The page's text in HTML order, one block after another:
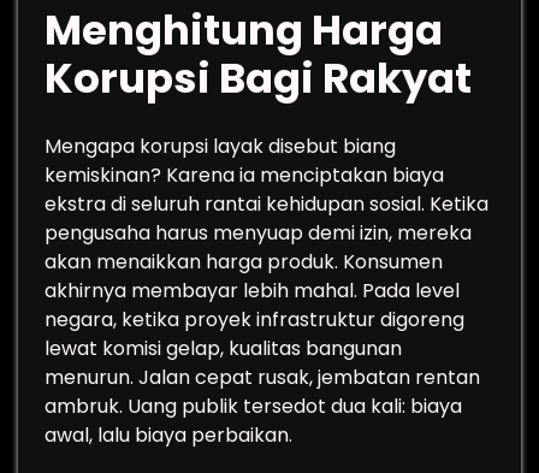
Menghitung Harga
Korupsi Bagi Rakyat
Mengapa korupsi layak disebut biang
kemiskinan? Karena ia menciptakan biaya
ekstra di seluruh rantai kehidupan sosial. Ketika
pengusaha harus menyuap demi izin, mereka
akan menaikkan harga produk. Konsumen
akhirnya membayar lebih mahal. Pada level
negara, ketika proyek infrastruktur digoreng
lewat komisi gelap, kualitas bangunan
menurun. Jalan cepat rusak, jembatan rentan
ambruk. Uang publik tersedot dua kali: biaya
awal, lalu biaya perbaikan.